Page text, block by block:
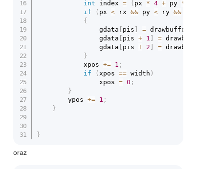
int index = ( px * 4 + py *
if
( px < rx && py < ry && px
{
				gdata
pis = drawbuffor
				gdata
pis + 1 = drawbuffor
				gdata
pis + 2 = drawbuffor
}
			xpos
+= 1 ;
if
( xpos == width )
				xpos
= 0 ;
}
		ypos
+= 1 ;
}
}
oraz